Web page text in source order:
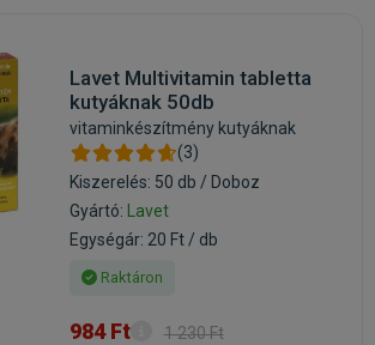
Lavet Multivitamin tabletta
kutyáknak 50db
vitaminkészítmény kutyáknak
(3)
Kiszerelés: 50 db / Doboz
Gyártó:
Lavet
Egységár: 20 Ft / db
Raktáron
984 Ft 1 230 Ft